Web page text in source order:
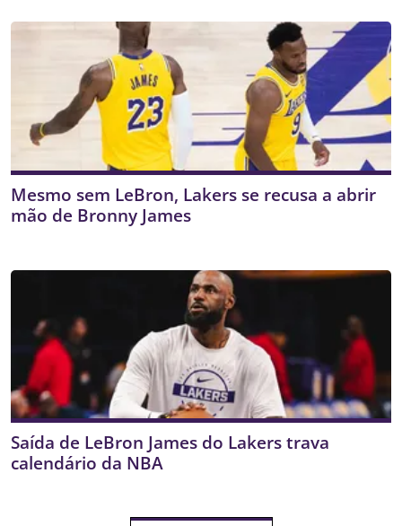
Mesmo sem LeBron, Lakers se recusa a abrir
mão de Bronny James
Saída de LeBron James do Lakers trava
calendário da NBA